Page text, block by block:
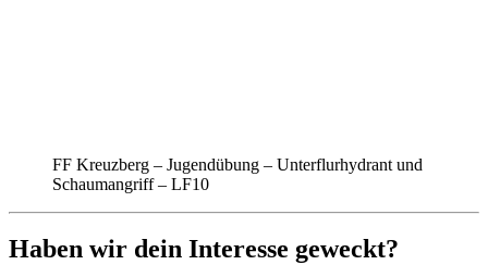
FF Kreuzberg – Jugendübung – Unterflurhydrant und
Schaumangriff – LF10
Haben wir dein Interesse geweckt?